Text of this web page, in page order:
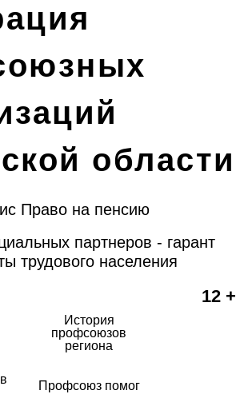
области
Право на пенсию
партнеров - гарант
трудового населения
12 +
История
профсоюзов
региона
Профсоюз помог